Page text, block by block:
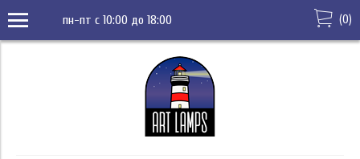
пн-пт с 10:00 до 18:00 (0)